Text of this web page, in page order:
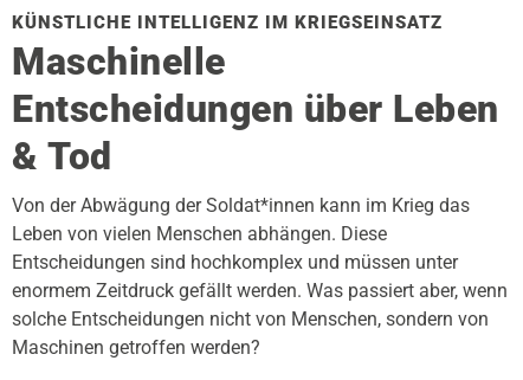
KÜNSTLICHE INTELLIGENZ IM KRIEGSEINSATZ
Maschinelle
Entscheidungen über Leben
& Tod
Von der Abwägung der Soldat*innen kann im Krieg das
Leben von vielen Menschen abhängen. Diese
Entscheidungen sind hochkomplex und müssen unter
enormem Zeitdruck gefällt werden. Was passiert aber, wenn
solche Entscheidungen nicht von Menschen, sondern von
Maschinen getroffen werden?